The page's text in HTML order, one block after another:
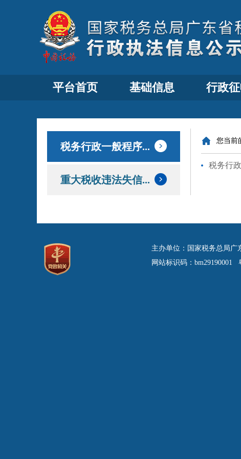
平台首页 基础信息 行政
税务行政一般程序...
重大税收违法失信...
您当前
税务行
主办单位：国家税务总局
网站标识码：bm29190001